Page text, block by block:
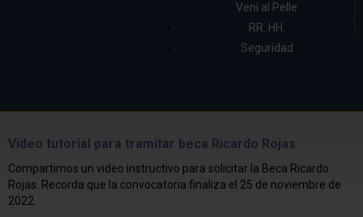
Vení al Pelle
RR. HH.
Seguridad
Video tutorial para tramitar beca Ricardo Rojas
Compartimos un video instructivo para solicitar la Beca Ricardo
Rojas. Recorda que la convocatoria finaliza el 25 de noviembre de
2022